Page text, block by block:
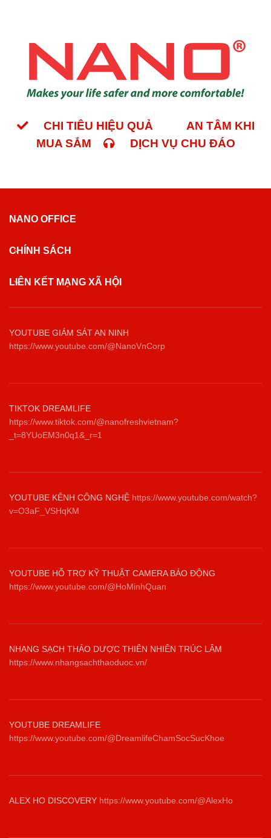
CHI TIÊU HIỆU QUẢ
AN TÂM KHI
MUA SẮM
DỊCH VỤ CHU ĐÁO
NANO OFFICE
CHÍNH SÁCH
LIÊN KẾT MẠNG XÃ HỘI
YOUTUBE GIÁM SÁT AN NINH
https://www.youtube.com/@NanoVnCorp
TIKTOK DREAMLIFE
https://www.tiktok.com/@nanofreshvietnam?
_t=8YUoEM3n0q1&_r=1
YOUTUBE KÊNH CÔNG NGHỆ https://www.youtube.com/watch?
v=O3aF_VSHqKM
YOUTUBE HỖ TRỢ KỸ THUẬT CAMERA BÁO ĐỘNG
https://www.youtube.com/@HoMinhQuan
NHANG SẠCH THẢO DƯỢC THIÊN NHIÊN TRÚC LÂM
https://www.nhangsachthaoduoc.vn/
YOUTUBE DREAMLIFE
https://www.youtube.com/@DreamlifeChamSocSucKhoe
ALEX HO DISCOVERY https://www.youtube.com/@AlexHo